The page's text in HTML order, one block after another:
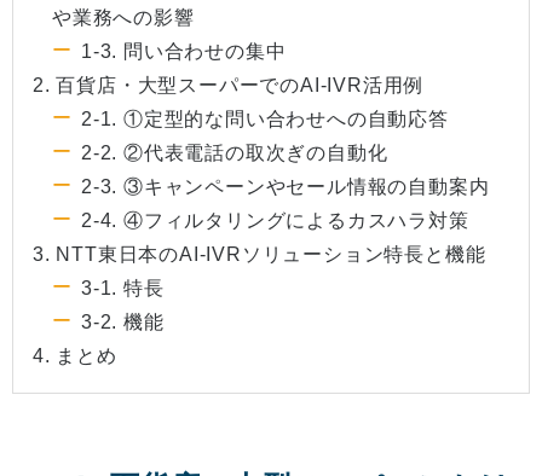
や業務への影響
1-3. 問い合わせの集中
2. 百貨店・大型スーパーでのAI-IVR活用例
2-1. ①定型的な問い合わせへの自動応答
2-2. ②代表電話の取次ぎの自動化
2-3. ③キャンペーンやセール情報の自動案内
2-4. ④フィルタリングによるカスハラ対策
3. NTT東日本のAI-IVRソリューション特長と機能
3-1. 特長
3-2. 機能
4. まとめ